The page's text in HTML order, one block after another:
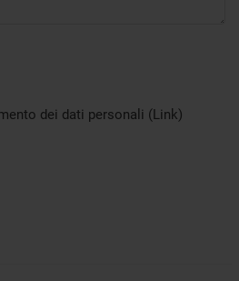
dei dati personali (Link)